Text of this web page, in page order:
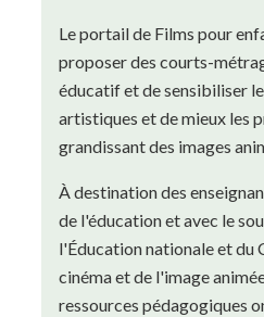
Le portail de Films pour
proposer des courts-
éducatif et de sensibiliser
artistiques et de mieux les
grandissant des images
À destination des
de l'éducation et avec le
l'Éducation nationale et du
cinéma et de l'image
ressources pédagogiques